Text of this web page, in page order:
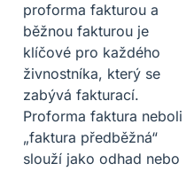
proforma fakturou a
běžnou fakturou je
klíčové pro každého
živnostníka, který se
zabývá fakturací.
Proforma faktura neboli
„faktura předběžná“
slouží jako odhad nebo